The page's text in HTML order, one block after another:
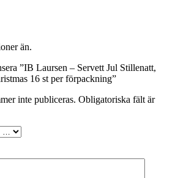
än.
”IB Laursen – Servett Jul Stillenatt,
16 st per förpackning”
inte publiceras. Obligatoriska fält är